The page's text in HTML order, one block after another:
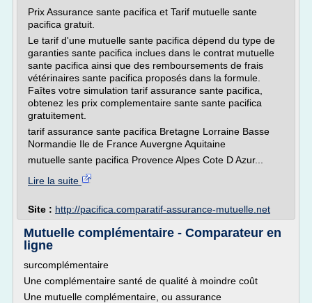
Prix Assurance sante pacifica et Tarif mutuelle sante
pacifica gratuit.
Le tarif d'une mutuelle sante pacifica dépend du type de
garanties sante pacifica inclues dans le contrat mutuelle
sante pacifica ainsi que des remboursements de frais
vétérinaires sante pacifica proposés dans la formule.
Faîtes votre simulation tarif assurance sante pacifica,
obtenez les prix complementaire sante sante pacifica
gratuitement.
tarif assurance sante pacifica Bretagne Lorraine Basse
Normandie Ile de France Auvergne Aquitaine
mutuelle sante pacifica Provence Alpes Cote D Azur...
Lire la suite
Site : http://pacifica.comparatif-assurance-mutuelle.net
Mutuelle complémentaire - Comparateur en
ligne
surcomplémentaire
Une complémentaire santé de qualité à moindre coût
Une mutuelle complémentaire, ou assurance